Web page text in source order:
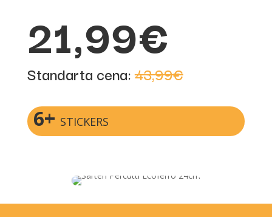
21,99€
Standarta cena:43,99€
6+ STICKERS